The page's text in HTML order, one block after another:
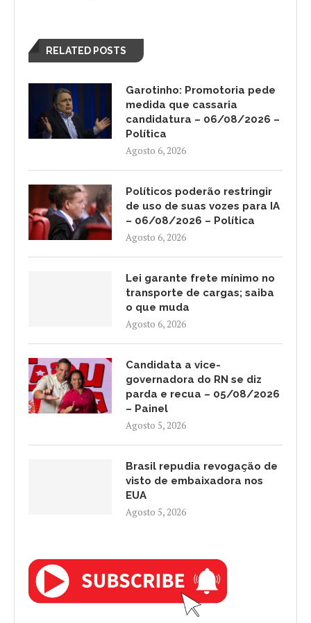
RELATED POSTS
Garotinho: Promotoria pede
medida que cassaria
candidatura – 06/08/2026 –
Política
Agosto 6, 2026
Políticos poderão restringir
de uso de suas vozes para IA
– 06/08/2026 – Política
Agosto 6, 2026
Lei garante frete mínimo no
transporte de cargas; saiba
o que muda
Agosto 6, 2026
Candidata a vice-
governadora do RN se diz
parda e recua – 05/08/2026
– Painel
Agosto 5, 2026
Brasil repudia revogação de
visto de embaixadora nos
EUA
Agosto 5, 2026